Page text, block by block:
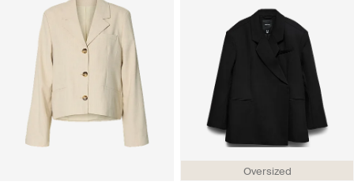
Oversized